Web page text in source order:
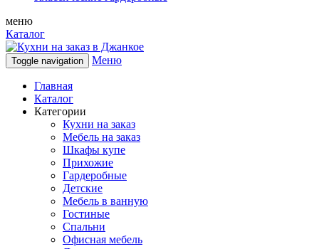
меню
Каталог
Toggle navigation Меню
Главная
Каталог
Категории
Кухни на заказ
Мебель на заказ
Шкафы купе
Прихожие
Гардеробные
Детские
Мебель в ванную
Гостиные
Спальни
Офисная мебель